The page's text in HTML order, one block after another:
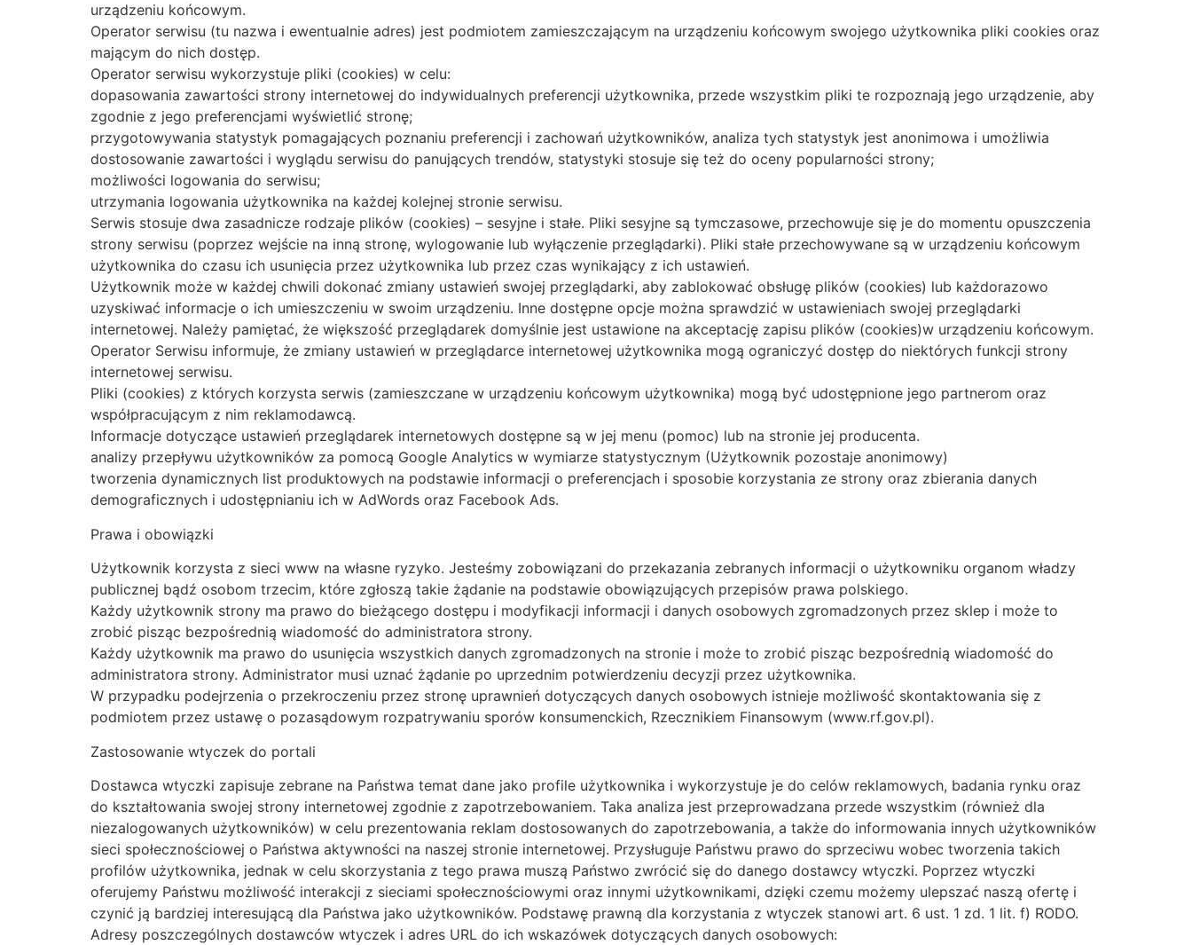
urządzeniu końcowym.
Operator serwisu (tu nazwa i ewentualnie adres) jest podmiotem zamieszczającym na urządzeniu końcowym swojego użytkownika pliki cookies oraz
mającym do nich dostęp.
Operator serwisu wykorzystuje pliki (cookies) w celu:
dopasowania zawartości strony internetowej do indywidualnych preferencji użytkownika, przede wszystkim pliki te rozpoznają jego urządzenie, aby
zgodnie z jego preferencjami wyświetlić stronę;
przygotowywania statystyk pomagających poznaniu preferencji i zachowań użytkowników, analiza tych statystyk jest anonimowa i umożliwia
dostosowanie zawartości i wyglądu serwisu do panujących trendów, statystyki stosuje się też do oceny popularności strony;
możliwości logowania do serwisu;
utrzymania logowania użytkownika na każdej kolejnej stronie serwisu.
Serwis stosuje dwa zasadnicze rodzaje plików (cookies) – sesyjne i stałe. Pliki sesyjne są tymczasowe, przechowuje się je do momentu opuszczenia
strony serwisu (poprzez wejście na inną stronę, wylogowanie lub wyłączenie przeglądarki). Pliki stałe przechowywane są w urządzeniu końcowym
użytkownika do czasu ich usunięcia przez użytkownika lub przez czas wynikający z ich ustawień.
Użytkownik może w każdej chwili dokonać zmiany ustawień swojej przeglądarki, aby zablokować obsługę plików (cookies) lub każdorazowo
uzyskiwać informacje o ich umieszczeniu w swoim urządzeniu. Inne dostępne opcje można sprawdzić w ustawieniach swojej przeglądarki
internetowej. Należy pamiętać, że większość przeglądarek domyślnie jest ustawione na akceptację zapisu plików (cookies)w urządzeniu końcowym.
Operator Serwisu informuje, że zmiany ustawień w przeglądarce internetowej użytkownika mogą ograniczyć dostęp do niektórych funkcji strony
internetowej serwisu.
Pliki (cookies) z których korzysta serwis (zamieszczane w urządzeniu końcowym użytkownika) mogą być udostępnione jego partnerom oraz
współpracującym z nim reklamodawcą.
Informacje dotyczące ustawień przeglądarek internetowych dostępne są w jej menu (pomoc) lub na stronie jej producenta.
analizy przepływu użytkowników za pomocą Google Analytics w wymiarze statystycznym (Użytkownik pozostaje anonimowy)
tworzenia dynamicznych list produktowych na podstawie informacji o preferencjach i sposobie korzystania ze strony oraz zbierania danych
demograficznych i udostępnianiu ich w AdWords oraz Facebook Ads.
Prawa i obowiązki
Użytkownik korzysta z sieci www na własne ryzyko. Jesteśmy zobowiązani do przekazania zebranych informacji o użytkowniku organom władzy
publicznej bądź osobom trzecim, które zgłoszą takie żądanie na podstawie obowiązujących przepisów prawa polskiego.
Każdy użytkownik strony ma prawo do bieżącego dostępu i modyfikacji informacji i danych osobowych zgromadzonych przez sklep i może to
zrobić pisząc bezpośrednią wiadomość do administratora strony.
Każdy użytkownik ma prawo do usunięcia wszystkich danych zgromadzonych na stronie i może to zrobić pisząc bezpośrednią wiadomość do
administratora strony. Administrator musi uznać żądanie po uprzednim potwierdzeniu decyzji przez użytkownika.
W przypadku podejrzenia o przekroczeniu przez stronę uprawnień dotyczących danych osobowych istnieje możliwość skontaktowania się z
podmiotem przez ustawę o pozasądowym rozpatrywaniu sporów konsumenckich, Rzecznikiem Finansowym (www.rf.gov.pl).
Zastosowanie wtyczek do portali
Dostawca wtyczki zapisuje zebrane na Państwa temat dane jako profile użytkownika i wykorzystuje je do celów reklamowych, badania rynku oraz
do kształtowania swojej strony internetowej zgodnie z zapotrzebowaniem. Taka analiza jest przeprowadzana przede wszystkim (również dla
niezalogowanych użytkowników) w celu prezentowania reklam dostosowanych do zapotrzebowania, a także do informowania innych użytkowników
sieci społecznościowej o Państwa aktywności na naszej stronie internetowej. Przysługuje Państwu prawo do sprzeciwu wobec tworzenia takich
profilów użytkownika, jednak w celu skorzystania z tego prawa muszą Państwo zwrócić się do danego dostawcy wtyczki. Poprzez wtyczki
oferujemy Państwu możliwość interakcji z sieciami społecznościowymi oraz innymi użytkownikami, dzięki czemu możemy ulepszać naszą ofertę i
czynić ją bardziej interesującą dla Państwa jako użytkowników. Podstawę prawną dla korzystania z wtyczek stanowi art. 6 ust. 1 zd. 1 lit. f) RODO.
Adresy poszczególnych dostawców wtyczek i adres URL do ich wskazówek dotyczących danych osobowych: